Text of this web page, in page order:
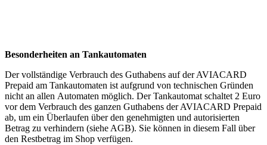
Besonderheiten an Tankautomaten
Der vollständige Verbrauch des Guthabens auf der AVIACARD
Prepaid am Tankautomaten ist aufgrund von technischen Gründen
nicht an allen Automaten möglich. Der Tankautomat schaltet 2 Euro
vor dem Verbrauch des ganzen Guthabens der AVIACARD Prepaid
ab, um ein Überlaufen über den genehmigten und autorisierten
Betrag zu verhindern (siehe AGB). Sie können in diesem Fall über
den Restbetrag im Shop verfügen.